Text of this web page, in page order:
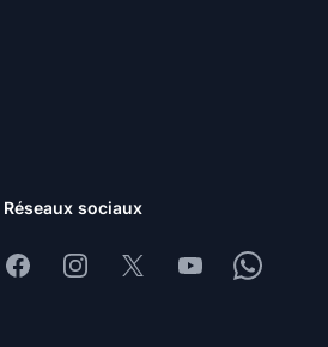
Réseaux sociaux
FacebookInstagram
X YoutubeWhatsapp